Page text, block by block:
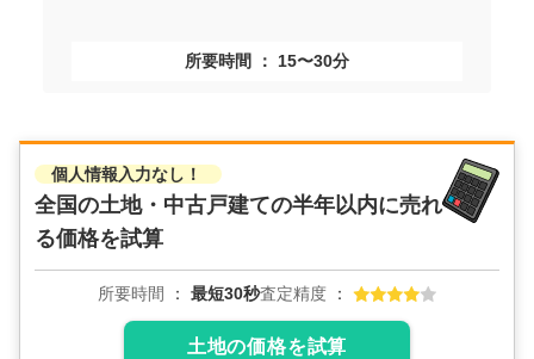
所要時間 15〜30分
個人情報入力なし！
全国の土地・中古戸建ての半年以内に売れ
る価格を試算
所要時間 最短30秒査定精度
土地の価格を試算